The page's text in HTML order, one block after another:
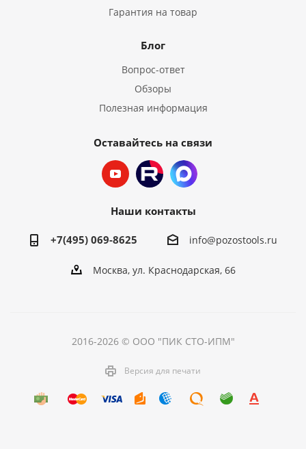
Гарантия на товар
Блог
Вопрос-ответ
Обзоры
Полезная информация
Оставайтесь на связи
Наши контакты
+7(495) 069-8625 info@pozostools.ru
Москва, ул. Краснодарская, 66
2016-2026 © ООО "ПИК СТО-ИПМ"
Версия для печати